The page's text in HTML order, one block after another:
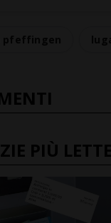
PIÙ LETTE